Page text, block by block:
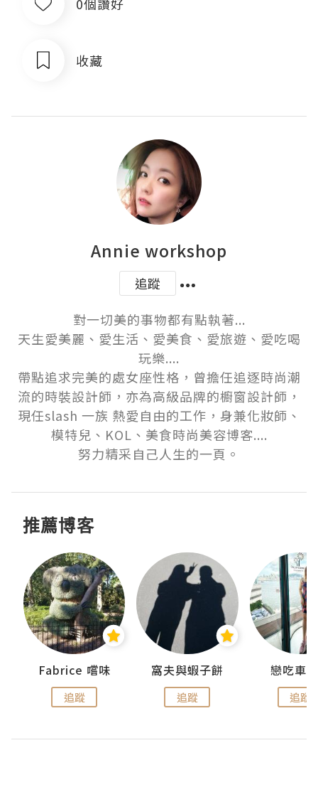
收藏
Annie workshop
追蹤
對一切美的事物都有點執著...
天生愛美麗、愛生活、愛美食、愛旅遊、愛吃喝
玩樂....
帶點追求完美的處女座性格，曾擔任追逐時尚潮
流的時裝設計師，亦為高級品牌的櫥窗設計師，
現任slash 一族 熱愛自由的工作，身兼化妝師、
模特兒、KOL、美食時尚美容博客....
努力精采自己人生的一頁。
推薦博客
Fabrice 嚐味
追蹤
窩夫與蝦子餅
追蹤
戀吃車
追蹤